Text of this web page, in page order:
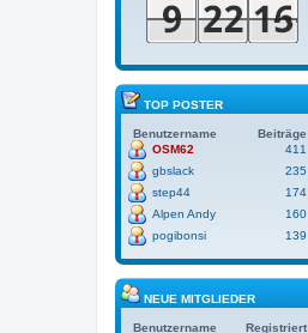
TOP POSTER
Benutzername
Beiträge
OSM62
411
gbslack
235
step44
174
Alpen Andy
160
pogibonsi
139
NEUE MITGLIEDER
Benutzername
Registriert